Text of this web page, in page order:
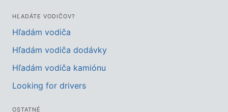
HĽADÁTE VODIČOV?
Hľadám vodiča
Hľadám vodiča dodávky
Hľadám vodiča kamiónu
Looking for drivers
OSTATNÉ